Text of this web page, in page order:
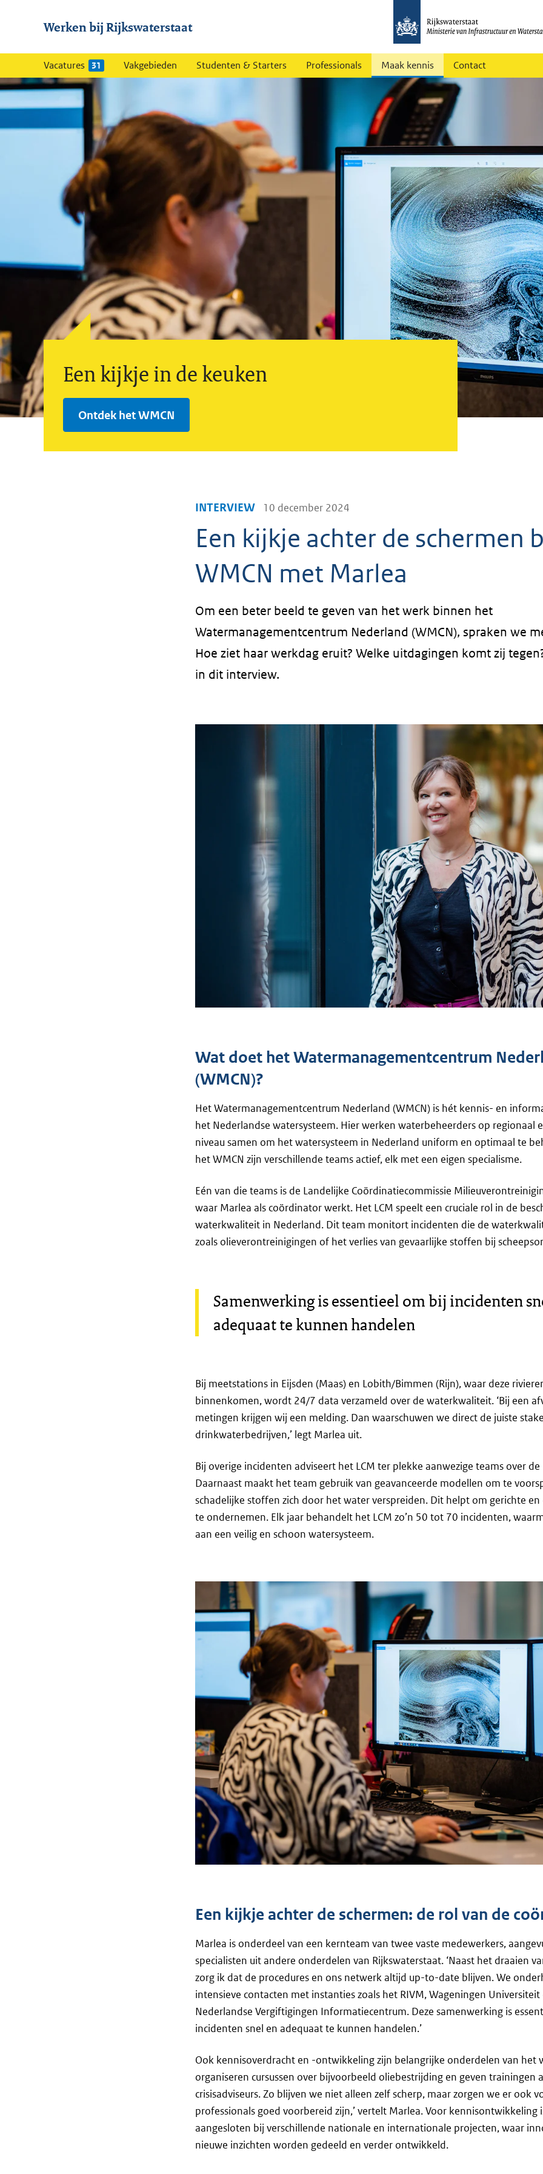
Werken bij Rijkswaterstaat
Vacatures 31 Vakgebieden Studenten & Starters Professionals Maak kennis Contact
Een kijkje in de keuken
Ontdek het WMCN
Een kijkje achter de schermen
WMCN met Marlea
INTERVIEW 10 december 2024
Om een beter beeld te geven van het werk binnen het
Watermanagementcentrum Nederland (WMCN), spraken we
Hoe ziet haar werkdag eruit? Welke uitdagingen komt zij
in dit interview.
Wat doet het Watermanagementcentrum
(WMCN)?
Het Watermanagementcentrum Nederland (WMCN) is hét kennis- en
het Nederlandse watersysteem. Hier werken waterbeheerders op regionaal
niveau samen om het watersysteem in Nederland uniform en optimaal te
het WMCN zijn verschillende teams actief, elk met een eigen specialisme.
Eén van die teams is de Landelijke Coördinatiecommissie
waar Marlea als coördinator werkt. Het LCM speelt een cruciale rol in de
waterkwaliteit in Nederland. Dit team monitort incidenten die de
zoals olieverontreinigingen of het verlies van gevaarlijke stoffen bij
Samenwerking is essentieel om bij incidenten
adequaat te kunnen handelen
Bij meetstations in Eijsden (Maas) en Lobith/Bimmen (Rijn), waar deze
binnenkomen, wordt 24/7 data verzameld over de waterkwaliteit. ‘Bij een
metingen krijgen wij een melding. Dan waarschuwen we direct de juiste
drinkwaterbedrijven,’ legt Marlea uit.
Bij overige incidenten adviseert het LCM ter plekke aanwezige teams over
Daarnaast maakt het team gebruik van geavanceerde modellen om te
schadelijke stoffen zich door het water verspreiden. Dit helpt om gerichte en
te ondernemen. Elk jaar behandelt het LCM zo’n 50 tot 70 incidenten,
aan een veilig en schoon watersysteem.
Een kijkje achter de schermen: de rol van de
Marlea is onderdeel van een kernteam van twee vaste medewerkers,
specialisten uit andere onderdelen van Rijkswaterstaat. ‘Naast het draaien
zorg ik dat de procedures en ons netwerk altijd up-to-date blijven. We
intensieve contacten met instanties zoals het RIVM, Wageningen
Nederlandse Vergiftigingen Informatiecentrum. Deze samenwerking is
incidenten snel en adequaat te kunnen handelen.’
Ook kennisoverdracht en -ontwikkeling zijn belangrijke onderdelen van het
organiseren cursussen over bijvoorbeeld oliebestrijding en geven trainingen
crisisadviseurs. Zo blijven we niet alleen zelf scherp, maar zorgen we er ook
professionals goed voorbereid zijn,’ vertelt Marlea. Voor kennisontwikkeling
aangesloten bij verschillende nationale en internationale projecten, waar
nieuwe inzichten worden gedeeld en verder ontwikkeld.